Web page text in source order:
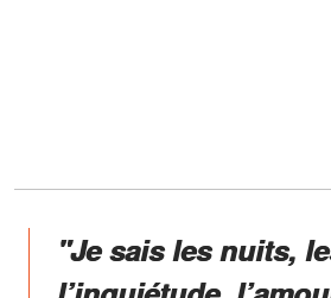
"Je sais les nuits,